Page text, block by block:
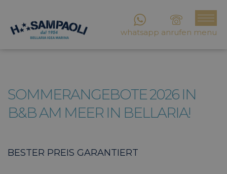
whatsapp anrufen menu
SOMMERANGEBOTE 2026 IN
B&B AM MEER IN BELLARIA!
BESTER PREIS GARANTIERT